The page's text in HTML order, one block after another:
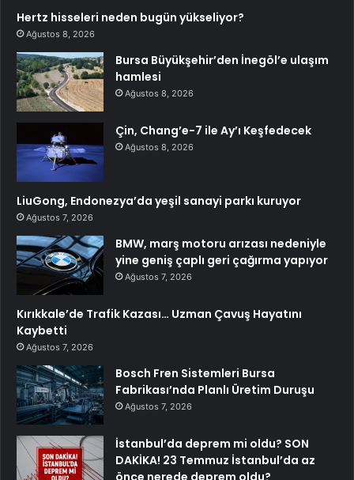
Hertz hisseleri neden bugün yükseliyor?
Ağustos 8, 2026
Bursa Büyükşehir’den İnegöl’e ulaşım
hamlesi
Ağustos 8, 2026
Çin, Chang’e-7 ile Ay’ı Keşfedecek
Ağustos 8, 2026
LiuGong, Endonezya’da yeşil sanayi parkı kuruyor
Ağustos 7, 2026
BMW, marş motoru arızası nedeniyle
yine geniş çaplı geri çağırma yapıyor
Ağustos 7, 2026
Kırıkkale’de Trafik Kazası… Uzman Çavuş Hayatını
Kaybetti
Ağustos 7, 2026
Bosch Fren Sistemleri Bursa
Fabrikası’nda Planlı Üretim Duruşu
Ağustos 7, 2026
İstanbul’da deprem mi oldu? SON
DAKİKA! 23 Temmuz İstanbul’da az